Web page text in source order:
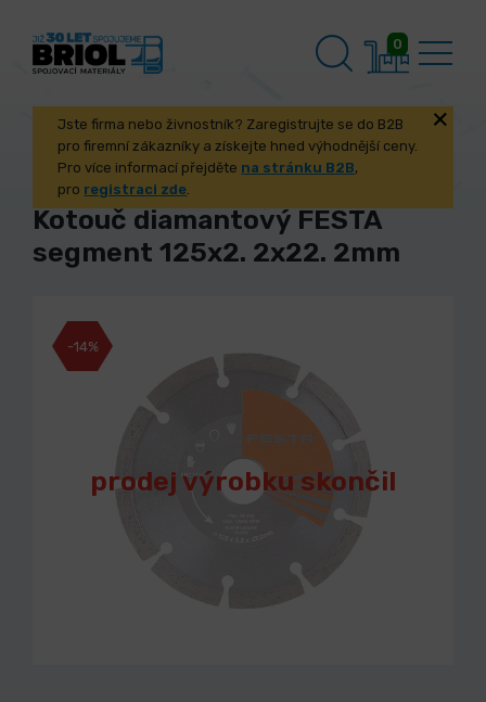
0
Jste firma nebo živnostník? Zaregistrujte se do B2B
pro firemní zákazníky a získejte hned výhodnější ceny.
Pro více informací přejděte na stránku B2B,
pro registraci zde.
Kotouč diamantový FESTA
segment 125x2. 2x22. 2mm
prodej výrobku skončil
-14%